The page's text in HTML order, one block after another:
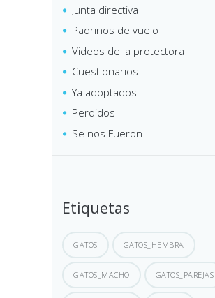
Junta directiva
Padrinos de vuelo
Videos de la protectora
Cuestionarios
Ya adoptados
Perdidos
Se nos Fueron
Etiquetas
GATOS GATOS_HEMBRA
GATOS_MACHO GATOS_PAREJAS